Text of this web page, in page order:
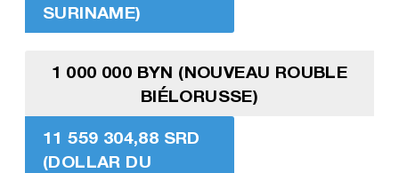
SURINAME)
1 000 000 BYN (NOUVEAU ROUBLE
BIÉLORUSSE)
11 559 304,88 SRD
(DOLLAR DU